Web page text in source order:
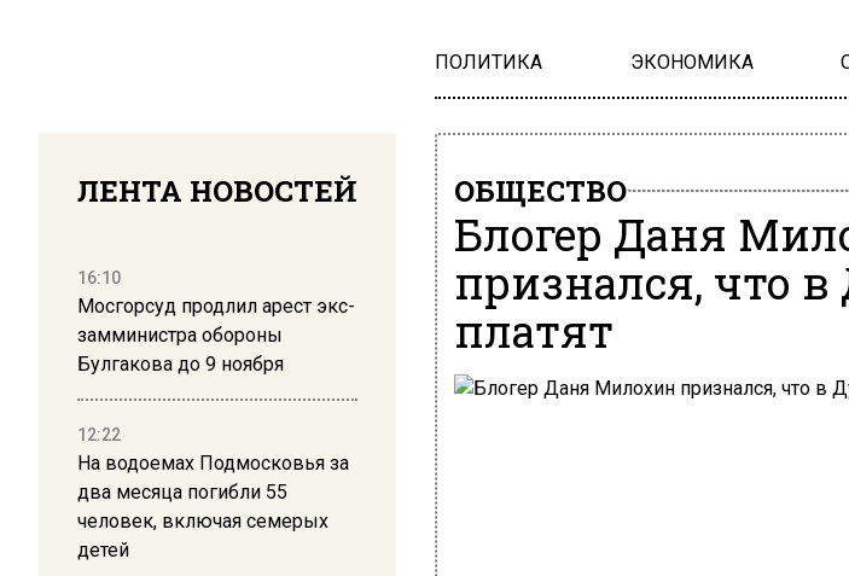
ПОЛИТИКА ЭКОНОМИКА
ЛЕНТА НОВОСТЕЙ
16:10
Мосгорсуд продлил арест экс-
замминистра обороны
Булгакова до 9 ноября
12:22
На водоемах Подмосковья за
два месяца погибли 55
человек, включая семерых
детей
ОБЩЕСТВО
Блогер Даня
признался, что в
платят